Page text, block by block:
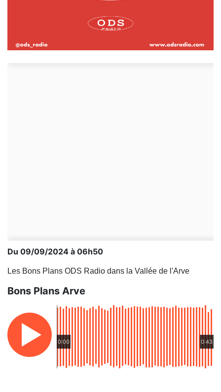
Du 09/09/2024 à 06h50
Les Bons Plans ODS Radio dans la Vallée de l'Arve
Bons Plans Arve
0:00 0:43